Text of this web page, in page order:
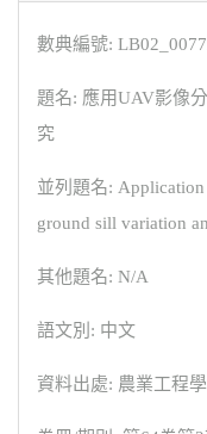
數典編號:
題名: 應用UAV影像
究
並列題名:
ground sill variation
其他題名: N/A
語文別: 中文
資料出處: 農業工程